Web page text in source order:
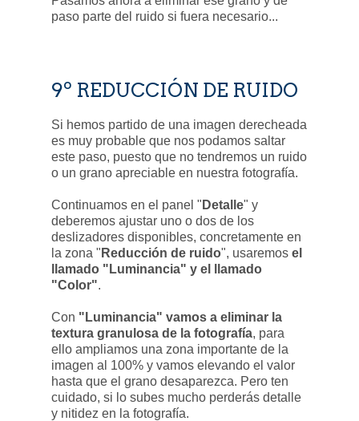
paso parte del ruido si fuera necesario...
9º REDUCCIÓN DE RUIDO
Si hemos partido de una imagen derecheada
es muy probable que nos podamos saltar
este paso, puesto que no tendremos un ruido
o un grano apreciable en nuestra fotografía.
Continuamos en el panel " Detalle" y
deberemos ajustar uno o dos de los
deslizadores disponibles, concretamente en
la zona " Reducción de ruido", usaremos el
llamado "Luminancia" y el llamado
"Color".
Con "Luminancia" vamos a eliminar la
textura granulosa de la fotografía, para
ello ampliamos una zona importante de la
imagen al 100% y vamos elevando el valor
hasta que el grano desaparezca. Pero ten
cuidado, si lo subes mucho perderás detalle
y nitidez en la fotografía.